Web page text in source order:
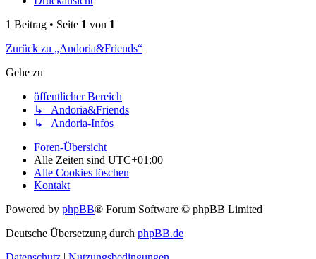
1 Beitrag • Seite 1 von 1
Zurück zu „Andoria&Friends“
Gehe zu
öffentlicher Bereich
↳ Andoria&Friends
↳ Andoria-Infos
Foren-Übersicht
Alle Zeiten sind UTC+01:00
Alle Cookies löschen
Kontakt
Powered by phpBB® Forum Software © phpBB Limited
Deutsche Übersetzung durch phpBB.de